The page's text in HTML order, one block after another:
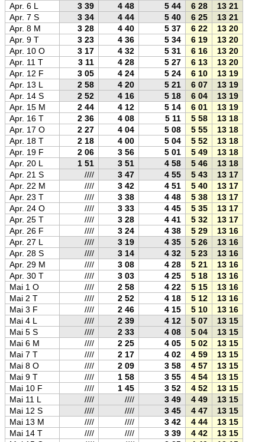
Apr. 6 L
3 39 4 48 5 44 6 28 13 21
Apr. 7 S
3 34 4 44 5 40 6 25 13 21
Apr. 8 M
3 28 4 40 5 37 6 22 13 20
Apr. 9 T
3 23 4 36 5 34 6 19 13 20
Apr. 10 O
3 17 4 32 5 31 6 16 13 20
Apr. 11 T
3 11 4 28 5 27 6 13 13 20
Apr. 12 F
3 05 4 24 5 24 6 10 13 19
Apr. 13 L
2 58 4 20 5 21 6 07 13 19
Apr. 14 S
2 52 4 16 5 18 6 04 13 19
Apr. 15 M
2 44 4 12 5 14 6 01 13 19
Apr. 16 T
2 36 4 08 5 11 5 58 13 18
Apr. 17 O
2 27 4 04 5 08 5 55 13 18
Apr. 18 T
2 18 4 00 5 04 5 52 13 18
Apr. 19 F
2 06 3 56 5 01 5 49 13 18
Apr. 20 L
1 51 3 51 4 58 5 46 13 18
Apr. 21 S
//// 3 47 4 55 5 43 13 17
Apr. 22 M
//// 3 42 4 51 5 40 13 17
Apr. 23 T
//// 3 38 4 48 5 38 13 17
Apr. 24 O
//// 3 33 4 45 5 35 13 17
Apr. 25 T
//// 3 28 4 41 5 32 13 17
Apr. 26 F
//// 3 24 4 38 5 29 13 16
Apr. 27 L
//// 3 19 4 35 5 26 13 16
Apr. 28 S
//// 3 14 4 32 5 23 13 16
Apr. 29 M
//// 3 08 4 28 5 21 13 16
Apr. 30 T
//// 3 03 4 25 5 18 13 16
Mai 1 O
//// 2 58 4 22 5 15 13 16
Mai 2 T
//// 2 52 4 18 5 12 13 16
Mai 3 F
//// 2 46 4 15 5 10 13 16
Mai 4 L
//// 2 39 4 12 5 07 13 15
Mai 5 S
//// 2 33 4 08 5 04 13 15
Mai 6 M
//// 2 25 4 05 5 02 13 15
Mai 7 T
//// 2 17 4 02 4 59 13 15
Mai 8 O
//// 2 09 3 58 4 57 13 15
Mai 9 T
//// 1 58 3 55 4 54 13 15
Mai 10 F
//// 1 45 3 52 4 52 13 15
Mai 11 L
//// //// 3 49 4 49 13 15
Mai 12 S
//// //// 3 45 4 47 13 15
Mai 13 M
//// //// 3 42 4 44 13 15
Mai 14 T
//// //// 3 39 4 42 13 15